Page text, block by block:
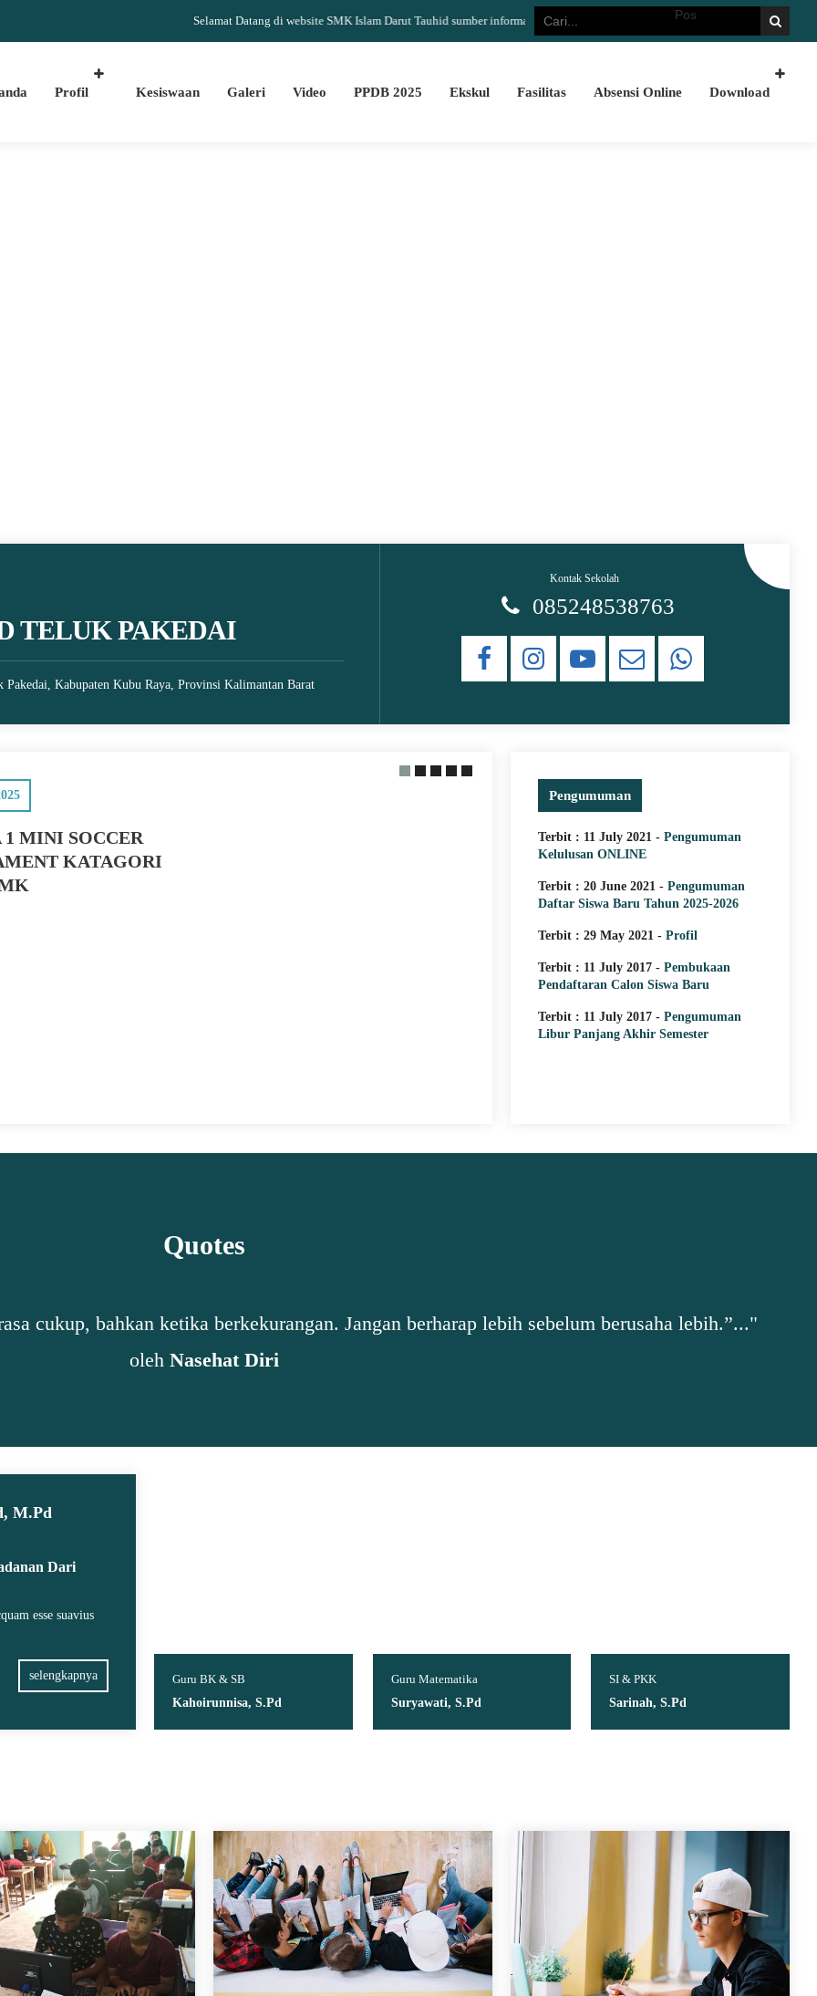
Selamat Datang di website SMK Islam Darut Tauhid sumber informasi yang akurat dan update Terimakasih telah berkunjung !
Profil Kesiswaan Galeri Video PPDB 2025 Ekskul Fasilitas Absensi Online Download
TELUK PAKEDAI
Kabupaten Kubu Raya, Provinsi Kalimantan Barat
Kontak Sekolah
085248538763
1 MINI SOCCER
KATAGORI
Ketika Indonesia Juara Piala
Thomas 2020 Tanpa Bendera
Struktur Organisasi
Teluk Pakedai
Pengumuman
Terbit : 11 July 2021 - Pengumuman
Kelulusan ONLINE
Terbit : 20 June 2021 - Pengumuman
Daftar Siswa Baru Tahun 2025-2026
Terbit : 29 May 2021 - Profil
Terbit : 11 July 2017 - Pembukaan
Pendaftaran Calon Siswa Baru
Terbit : 11 July 2017 - Pengumuman
Libur Panjang Akhir Semester
Quotes
cukup, bahkan ketika berkekurangan. Jangan berharap lebih sebelum berusaha lebih.”..."
oleh Nasehat Diri
M.Pd
Dari
esse suavius
selengkapnya
& Pemdas
Guru BK & SB
Kahoirunnisa, S.Pd
Guru Matematika
Suryawati, S.Pd
SI & PKK
Sarinah, S.Pd